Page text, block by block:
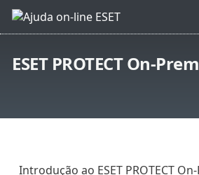
ESET PROTECT On-Prem